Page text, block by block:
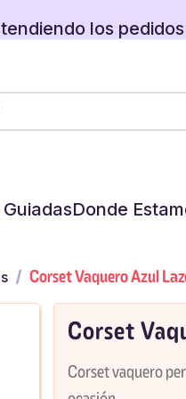
en tu carrito.
los pedidos
en tu carrito.
Donde
Corset Vaquero Azul
Corset
Corset vaquero